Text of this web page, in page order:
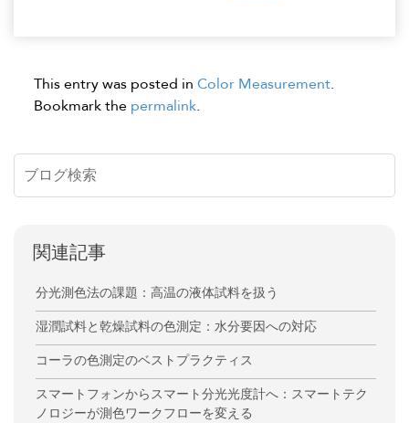
This entry was posted in Color Measurement.
Bookmark the permalink.
関連記事
分光測色法の課題：高温の液体試料を扱う
湿潤試料と乾燥試料の色測定：水分要因への対応
コーラの色測定のベストプラクティス
スマートフォンからスマート分光光度計へ：スマートテク
ノロジーが測色ワークフローを変える